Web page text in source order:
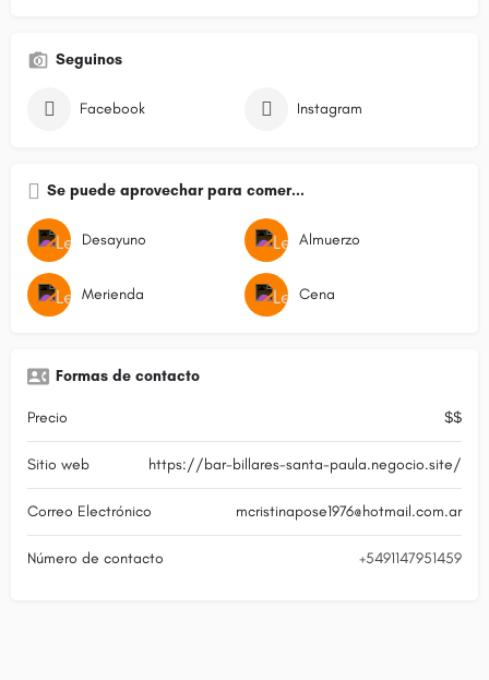
Seguinos
Facebook Instagram
Se puede aprovechar para comer...
Desayuno Almuerzo
Merienda Cena
Formas de contacto
Precio $$
Sitio web https://bar-billares-santa-paula.negocio.site/
Correo Electrónico mcristinapose1976@hotmail.com.ar
Número de contacto +5491147951459